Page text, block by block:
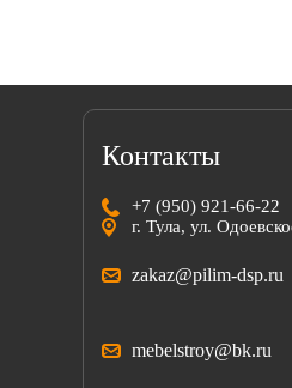
Контакты
+7 (950) 921-66-22
г. Тула, ул.
zakaz@pilim-dsp.ru
mebelstroy@bk.ru